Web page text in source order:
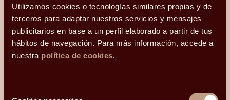
Utilizamos cookies o tecnologías similares propias y de
terceros para adaptar nuestros servicios y mensajes
publicitarios en base a un perfil elaborado a partir de tus
hábitos de navegación. Para más información, accede a
nuestra política de cookies.
¿Hablamos?
Una conversación para orientarte con
claridad.